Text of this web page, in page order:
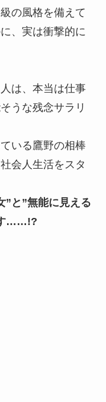
の風格を備えて
、実は衝撃的に
は、本当は仕事
うな残念サラリ
いる鷹野の相棒
会人生活をスタ
”と”無能に見える
す……!?